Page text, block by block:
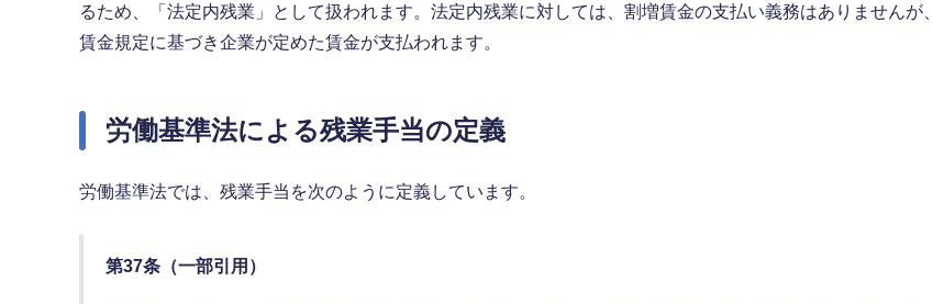
るため、「法定内残業」として扱われます。法定内残業に対しては、割増賃金の支払い義務はありませんが、
賃金規定に基づき企業が定めた賃金が支払われます。
労働基準法による残業手当の定義
労働基準法では、残業手当を次のように定義しています。
第37条（一部引用）